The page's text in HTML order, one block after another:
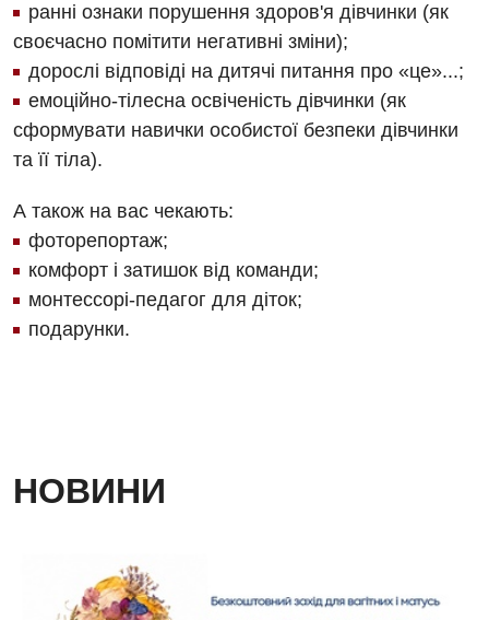
Андрологія
Безоплатні послуги
Вакцинація
Відділення інтенсивної терапії
Відділення невідкладних станів
Гастроентерологія
Гематологія
Дієтологія
Кардіологія
Урологічне відділення
Хірургічне відділення
Швидка медична допомога
ранні ознаки порушення здоров'я дівчинки (як
своєчасно помітити негативні зміни);
дорослі відповіді на дитячі питання про «це»...;
емоційно-тілесна освіченість дівчинки (як
сформувати навички особистої безпеки дівчинки
та її тіла).
А також на вас чекають:
фоторепортаж;
комфорт і затишок від команди;
монтессорі-педагог для діток;
подарунки.
НОВИНИ